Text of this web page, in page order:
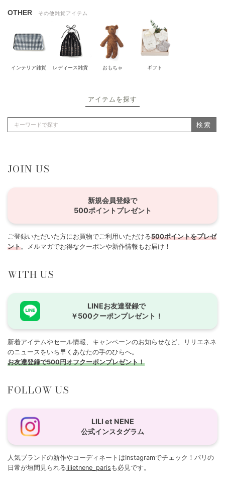
OTHER その他雑貨アイテム
インテリア雑貨 レディース雑貨 おもちゃ ギフト
アイテムを探す
検索
JOIN US
新規会員登録で
500ポイントプレゼント
ご登録いただいた方にお買物でご利用いただける500ポイントをプレゼ
ント。メルマガでお得なクーポンや新作情報もお届け！
WITH US
LINEお友達登録で
￥500クーポンプレゼント！
新着アイテムやセール情報、キャンペーンのお知らせなど、リリエネネ
のニュースをいち早くあなたの手のひらへ。
お友達登録で500円オフクーポンプレゼント！
FOLLOW US
LILI et NENE
公式インスタグラム
人気ブランドの新作やコーディネートはInstagramでチェック！パリの
日常が垣間見られるlilietnene_paris も必見です。